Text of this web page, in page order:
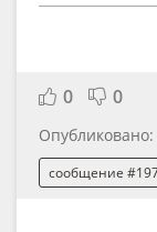
0 0
Опубликовано:
сообщение